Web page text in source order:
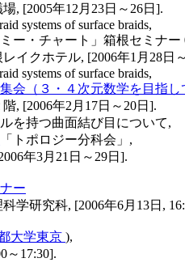
, [2005年12月23日～26日].
systems of surface braids,
ー・チャート」箱根セミナー
イクホテル, [2006年1月28日
systems of surface braids,
会（３・４次元数学を目指し
, [2006年2月17日～20日].
を持つ曲面結び目について,
「トポロジー分科会」,
年3月21日～29日].
ー
学研究科, [2006年6月13日,
大学東京 ),
～17:30].